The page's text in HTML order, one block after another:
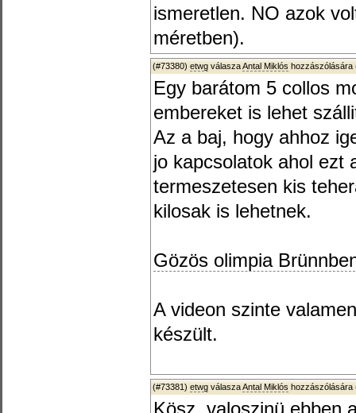
ismeretlen. NO azok
méretben).
(#73380) etwg válaszaAntal Miklós hozzászólására
Egy barátom 5 collos
embereket is lehet
Az a baj, hogy ahhoz
jo kapcsolatok ahol ezt
termeszetesen kis
kilosak is lehetnek.
Gözös olimpia
A videon szinte
készült.
(#73381) etwg válaszaAntal Miklós hozzászólására